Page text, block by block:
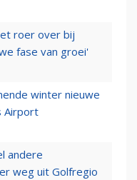
roer over bij
fase van groei'
winter nieuwe
Airport
andere
weg uit Golfregio